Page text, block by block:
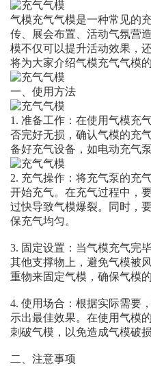
气模充气气模是一种常见的
传、展会布置、活动气氛营
模不仅可以提升活动效果，
将为大家介绍气模充气气模
一、使用方法
1. 准备工作：在使用气模充
否完好无损，确认气模的充
备好充气设备，如电动充气
2. 充气操作：将充气泵的充
开始充气。在充气过程中，
过快导致气模爆裂。同时，
保充气均匀。
3. 固定设置：当气模充气完
其他支撑物上，避免气模被
重物来固定气模，确保气模的
4. 使用场合：根据实际需要
示出最佳效果。在使用气模
刺破气模，以免造成气模破损
二、注意事项